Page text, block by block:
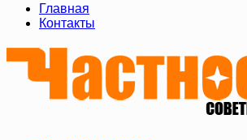
Главная
Контакты